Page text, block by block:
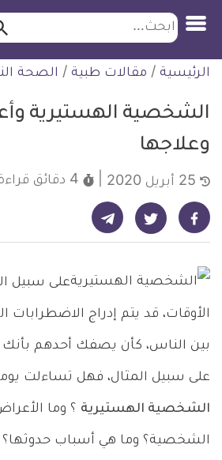
التخطي
للمحتوى
ابحث
الرئيسية / مقالات طبية / الصحة
الشخصية الهستيرية
وعلاجها
4 دقائق
شارك على فيسبوك - ديلي ميديكال انفو شارك على تويتر - ديلي ميديكال انفو شارك على تيليجرام - ديلي ميديكال انفو
على سبيل
الأوقات، قد يتم إدراج
بين الناس، كأن يصفك أحدهم
على سبيل المثال، فهل تساءلت
الشخصية الهستيرية ؟ وما
الشخصية؟ وما هي أسباب